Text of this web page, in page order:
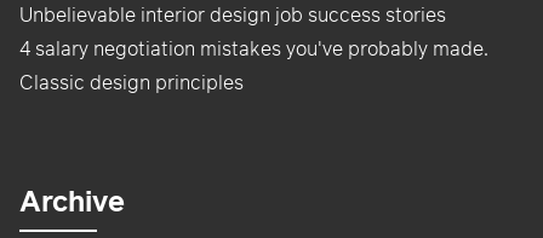
Unbelievable interior design job success stories
4 salary negotiation mistakes you've probably made.
Classic design principles
Archive